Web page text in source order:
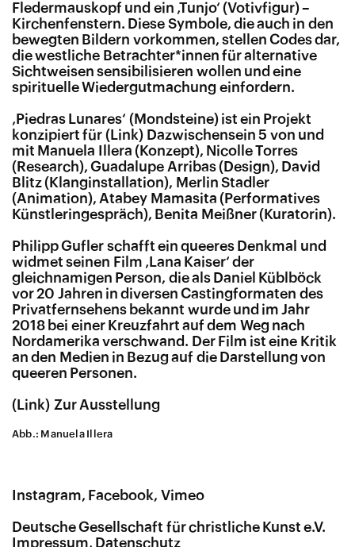
Fledermauskopf und ein ‚Tunjo‘ (Votivfigur) –
Kirchenfenstern. Diese Symbole, die auch in den
bewegten Bildern vorkommen, stellen Codes dar,
die westliche Betrachter*innen für alternative
Sichtweisen sensibilisieren wollen und eine
spirituelle Wiedergutmachung einfordern.
‚Piedras Lunares‘ (Mondsteine) ist ein Projekt
konzipiert für
Dazwischensein 5 von und
mit Manuela Illera (Konzept), Nicolle Torres
(Research), Guadalupe Arribas (Design), David
Blitz (Klanginstallation), Merlin Stadler
(Animation), Atabey Mamasita (Performatives
Künstleringespräch), Benita Meißner (Kuratorin).
Philipp Gufler schafft ein queeres Denkmal und
widmet seinen Film ‚Lana Kaiser‘ der
gleichnamigen Person, die als Daniel Küblböck
vor 20 Jahren in diversen Castingformaten des
Privatfernsehens bekannt wurde und im Jahr
2018 bei einer Kreuzfahrt auf dem Weg nach
Nordamerika verschwand. Der Film ist eine Kritik
an den Medien in Bezug auf die Darstellung von
queeren Personen.
Zur Ausstellung
Abb.: Manuela Illera
Instagram Facebook Vimeo
Deutsche Gesellschaft für christliche Kunst e.V.
Impressum
Datenschutz